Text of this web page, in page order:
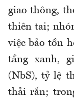
giao thông,
thiên tai;
việc bảo tồn
tầng xanh,
(NbS), tỷ lệ
thải rắn;